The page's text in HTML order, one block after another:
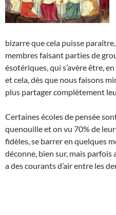
bizarre que cela puisse
membres faisant parties de
ésotériques, qui s’avère être,
et cela, dès que nous faisons
plus partager complètement
Certaines écoles de pensée
quenouille et on vu 70% de
fidèles, se barrer en quelques
déconne, bien sur, mais parfois
a des courants d’air entre les